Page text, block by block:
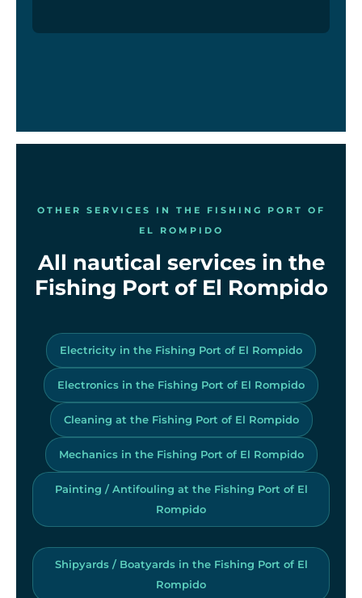
OTHER SERVICES IN THE FISHING PORT OF
EL ROMPIDO
All nautical services in the
Fishing Port of El Rompido
Electricity in the Fishing Port of El Rompido
Electronics in the Fishing Port of El Rompido
Cleaning at the Fishing Port of El Rompido
Mechanics in the Fishing Port of El Rompido
Painting / Antifouling at the Fishing Port of El
Rompido
Shipyards / Boatyards in the Fishing Port of El
Rompido